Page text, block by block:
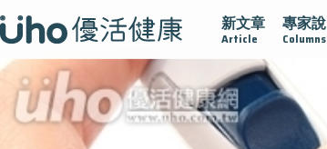
新文章
Article
專家說
Columns
不孤單 愛不沾黏 守護腺在 疫情保衛戰